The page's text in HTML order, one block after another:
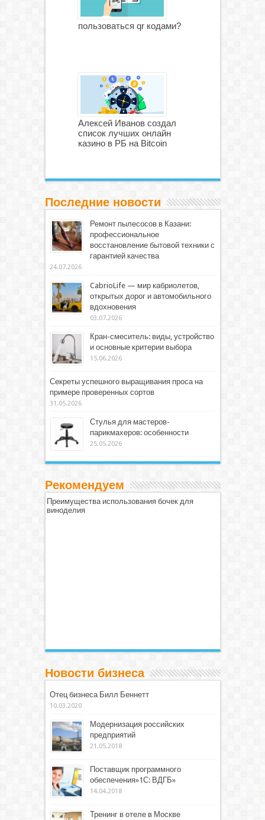
пользоваться qr кодами?
Алексей Иванов создал
список лучших онлайн
казино в РБ на Bitcoin
Последние новости
Ремонт пылесосов в Казани:
профессиональное
восстановление бытовой техники с
гарантией качества
24.07.2026
CabrioLife — мир кабриолетов,
открытых дорог и автомобильного
вдохновения
03.07.2026
Кран-смеситель: виды, устройство
и основные критерии выбора
15.06.2026
Секреты успешного выращивания проса на
примере проверенных сортов
31.05.2026
Стулья для мастеров-
парикмахеров: особенности
25.05.2026
Рекомендуем
Преимущества использования бочек для
виноделия
Новости бизнеса
Отец бизнеса Билл Беннетт
10.03.2020
Модернизация российских
предприятий
21.05.2018
Поставщик программного
обеспечения»1С: ВДГБ»
14.04.2018
Тренинг в отеле в Москве